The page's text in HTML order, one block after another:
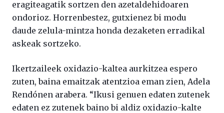
eragiteagatik sortzen den azetaldehidoaren
ondorioz. Horrenbestez, gutxienez bi modu
daude zelula-mintza honda dezaketen erradikal
askeak sortzeko.
Ikertzaileek oxidazio-kaltea aurkitzea espero
zuten, baina emaitzak atentzioa eman zien, Adela
Rendónen arabera. “Ikusi genuen edaten zutenek
edaten ez zutenek baino bi aldiz oxidazio-kalte